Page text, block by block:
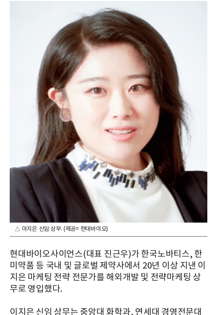
△ 이지은 신임 상무. (제공= 현대바이오)
현대바이오사이언스(대표 진근우)가 한국노바티스, 한
미약품 등 국내 및 글로벌 제약사에서 20년 이상 지낸 이
지은 마케팅 전략 전문가를 해외개발 및 전략마케팅 상
무로 영입했다.
이지은 신임 상무는 중앙대 화학과, 연세대 경영전문대